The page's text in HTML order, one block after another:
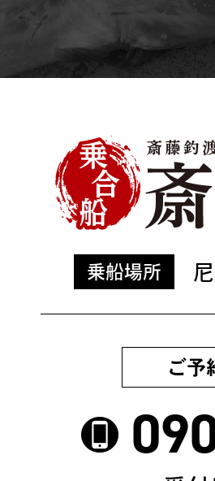
乗船場所
ご予